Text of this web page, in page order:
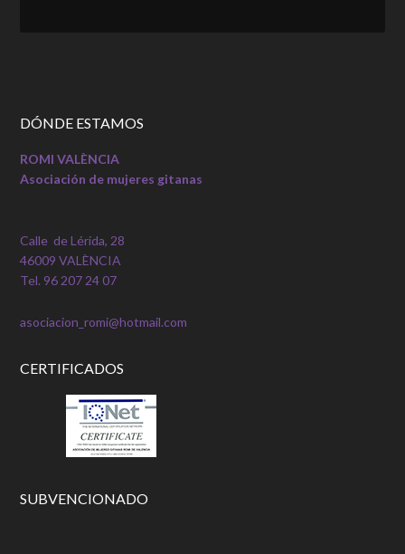
DÓNDE ESTAMOS
ROMI VALÈNCIA
Asociación de mujeres gitanas
Calle de Lérida, 28
46009 VALÈNCIA
Tel. 96 207 24 07
asociacion_romi@hotmail.com
CERTIFICADOS
SUBVENCIONADO